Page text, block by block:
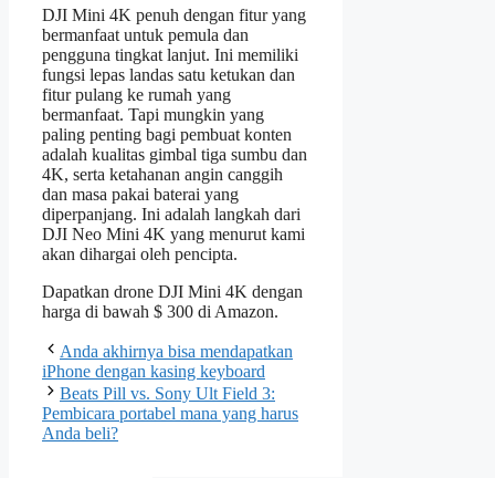
DJI Mini 4K penuh dengan fitur yang
bermanfaat untuk pemula dan
pengguna tingkat lanjut. Ini memiliki
fungsi lepas landas satu ketukan dan
fitur pulang ke rumah yang
bermanfaat. Tapi mungkin yang
paling penting bagi pembuat konten
adalah kualitas gimbal tiga sumbu dan
4K, serta ketahanan angin canggih
dan masa pakai baterai yang
diperpanjang. Ini adalah langkah dari
DJI Neo Mini 4K yang menurut kami
akan dihargai oleh pencipta.
Dapatkan drone DJI Mini 4K dengan
harga di bawah $ 300 di Amazon.
Anda akhirnya bisa mendapatkan
iPhone dengan kasing keyboard
Beats Pill vs. Sony Ult Field 3:
Pembicara portabel mana yang harus
Anda beli?